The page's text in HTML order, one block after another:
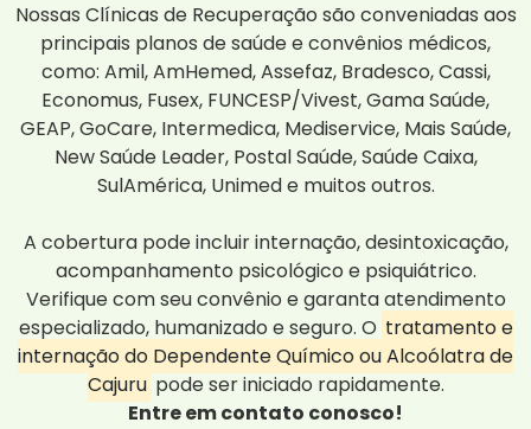
Nossas Clínicas de Recuperação são conveniadas aos
principais planos de saúde e convênios médicos,
como: Amil, AmHemed, Assefaz, Bradesco, Cassi,
Economus, Fusex, FUNCESP/Vivest, Gama Saúde,
GEAP, GoCare, Intermedica, Mediservice, Mais Saúde,
New Saúde Leader, Postal Saúde, Saúde Caixa,
SulAmérica, Unimed e muitos outros.
A cobertura pode incluir internação, desintoxicação,
acompanhamento psicológico e psiquiátrico.
Verifique com seu convênio e garanta atendimento
especializado, humanizado e seguro. O tratamento e
internação do Dependente Químico ou Alcoólatra de
Cajuru pode ser iniciado rapidamente.
Entre em contato conosco!